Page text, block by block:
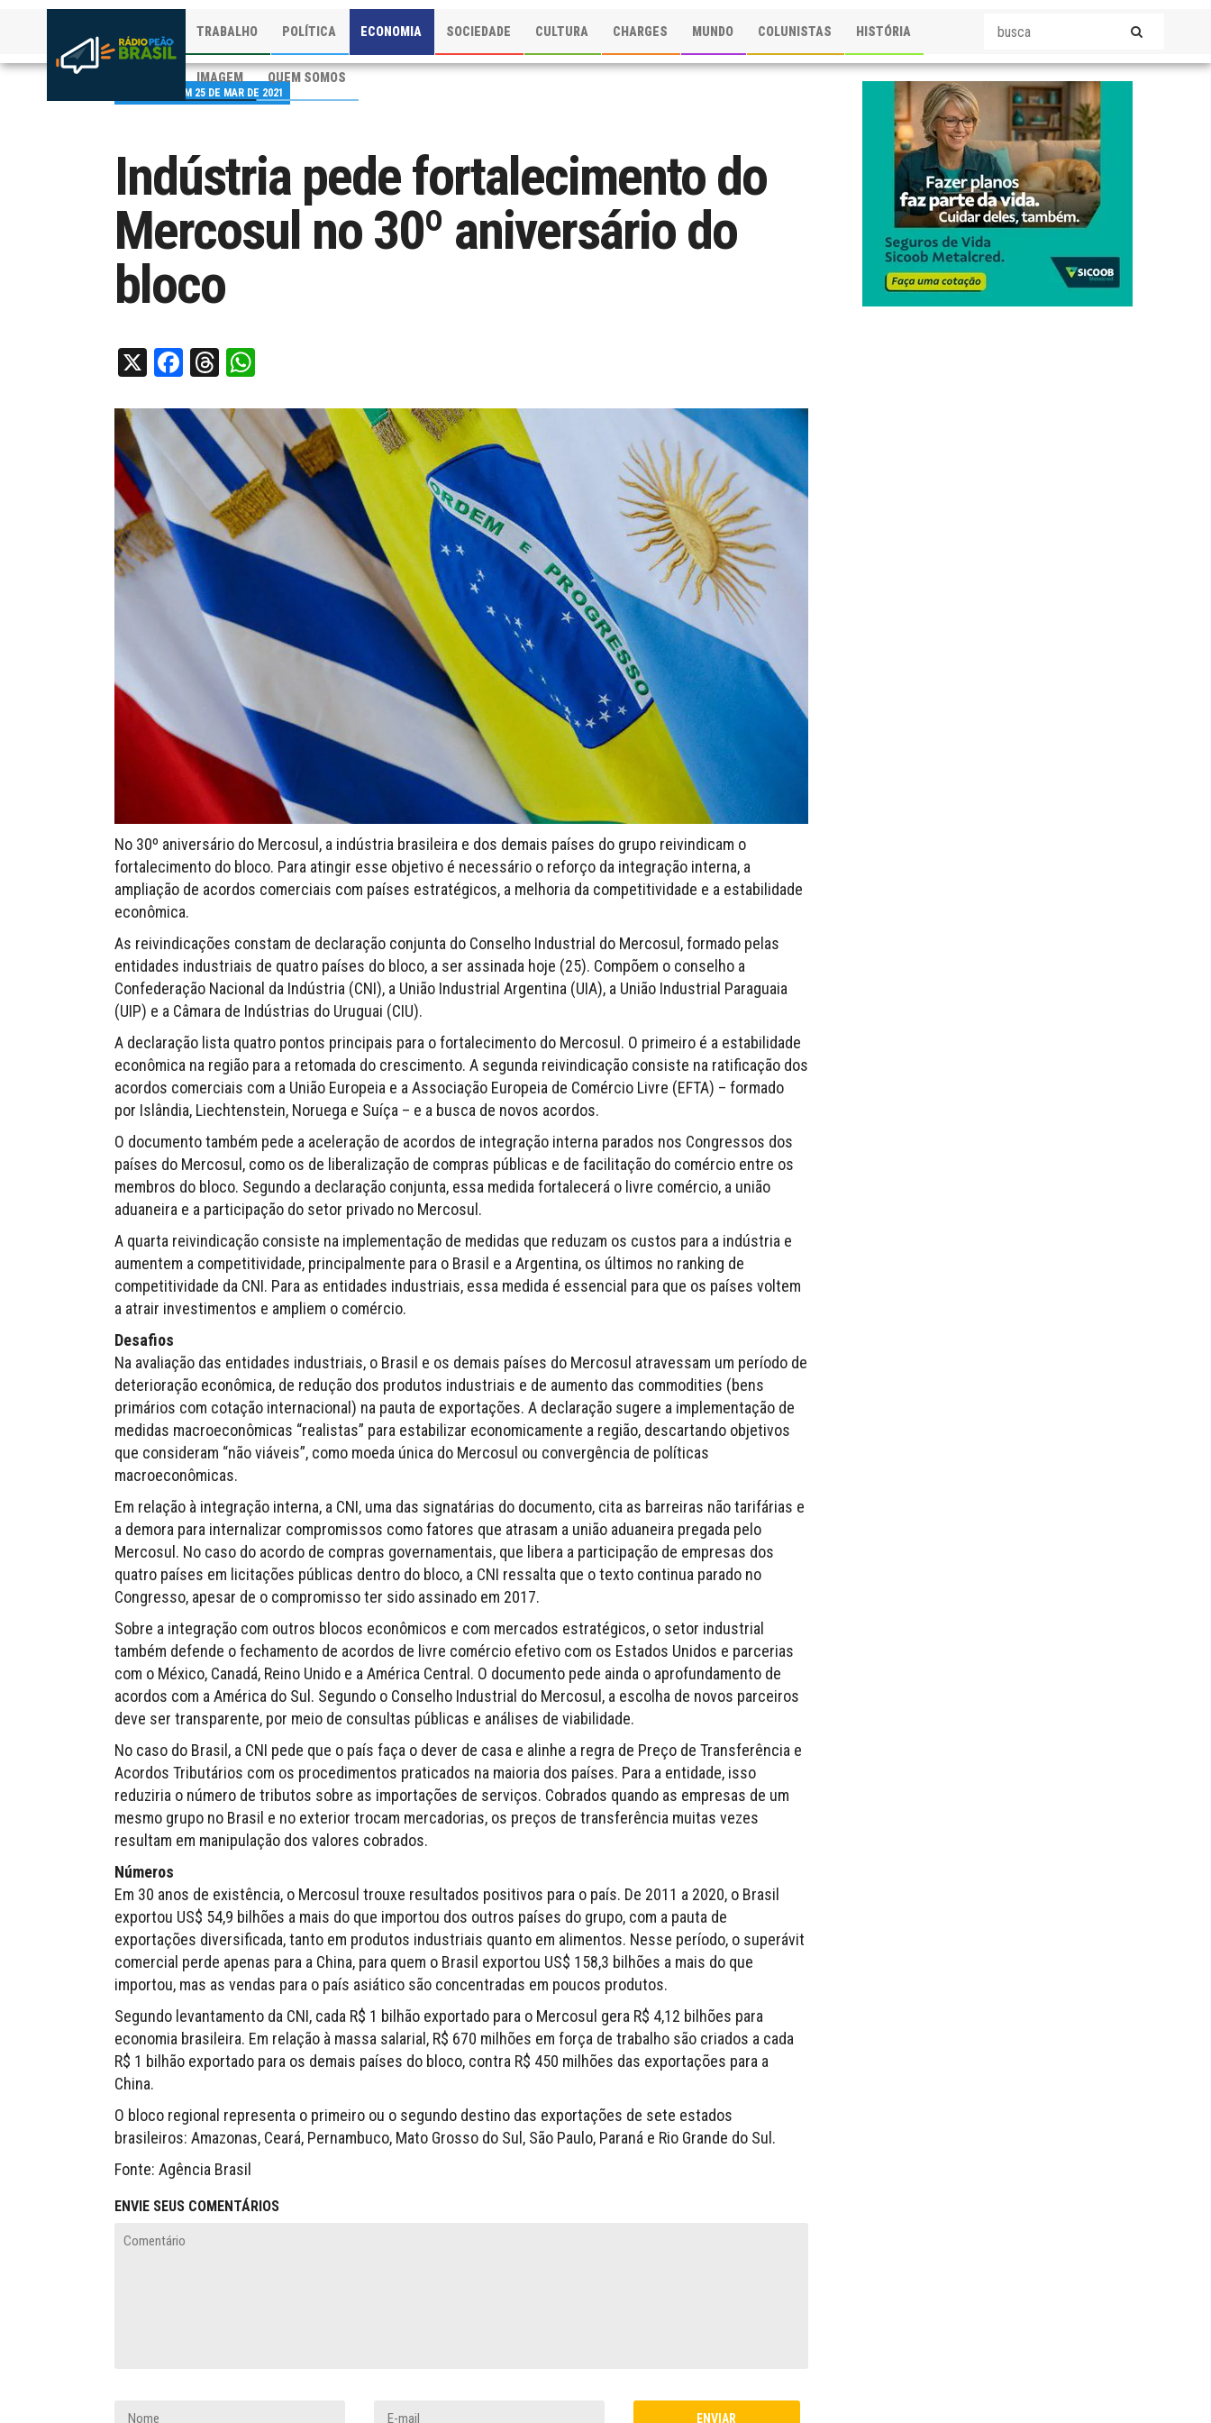
TRABALHO POLÍTICA ECONOMIA SOCIEDADE CULTURA CHARGES MUNDO COLUNISTAS HISTÓRIA
IMAGEM QUEM SOMOS
PUBLICADO EM 25 DE MAR DE 2021
Indústria pede fortalecimento do
Mercosul no 30º aniversário do
bloco
X Facebook
Threads
No 30º aniversário do Mercosul, a indústria brasileira e dos demais países do grupo reivindicam o
fortalecimento do bloco. Para atingir esse objetivo é necessário o reforço da integração interna, a
ampliação de acordos comerciais com países estratégicos, a melhoria da competitividade e a estabilidade
econômica.
As reivindicações constam de declaração conjunta do Conselho Industrial do Mercosul, formado pelas
entidades industriais de quatro países do bloco, a ser assinada hoje (25). Compõem o conselho a
Confederação Nacional da Indústria (CNI), a União Industrial Argentina (UIA), a União Industrial Paraguaia
(UIP) e a Câmara de Indústrias do Uruguai (CIU).
A declaração lista quatro pontos principais para o fortalecimento do Mercosul. O primeiro é a estabilidade
econômica na região para a retomada do crescimento. A segunda reivindicação consiste na ratificação dos
acordos comerciais com a União Europeia e a Associação Europeia de Comércio Livre (EFTA) – formado
por Islândia, Liechtenstein, Noruega e Suíça – e a busca de novos acordos.
O documento também pede a aceleração de acordos de integração interna parados nos Congressos dos
países do Mercosul, como os de liberalização de compras públicas e de facilitação do comércio entre os
membros do bloco. Segundo a declaração conjunta, essa medida fortalecerá o livre comércio, a união
aduaneira e a participação do setor privado no Mercosul.
A quarta reivindicação consiste na implementação de medidas que reduzam os custos para a indústria e
aumentem a competitividade, principalmente para o Brasil e a Argentina, os últimos no ranking de
competitividade da CNI. Para as entidades industriais, essa medida é essencial para que os países voltem
a atrair investimentos e ampliem o comércio.
Desafios
Na avaliação das entidades industriais, o Brasil e os demais países do Mercosul atravessam um período de
deterioração econômica, de redução dos produtos industriais e de aumento das commodities (bens
primários com cotação internacional) na pauta de exportações. A declaração sugere a implementação de
medidas macroeconômicas “realistas” para estabilizar economicamente a região, descartando objetivos
que consideram “não viáveis”, como moeda única do Mercosul ou convergência de políticas
macroeconômicas.
Em relação à integração interna, a CNI, uma das signatárias do documento, cita as barreiras não tarifárias e
a demora para internalizar compromissos como fatores que atrasam a união aduaneira pregada pelo
Mercosul. No caso do acordo de compras governamentais, que libera a participação de empresas dos
quatro países em licitações públicas dentro do bloco, a CNI ressalta que o texto continua parado no
Congresso, apesar de o compromisso ter sido assinado em 2017.
Sobre a integração com outros blocos econômicos e com mercados estratégicos, o setor industrial
também defende o fechamento de acordos de livre comércio efetivo com os Estados Unidos e parcerias
com o México, Canadá, Reino Unido e a América Central. O documento pede ainda o aprofundamento de
acordos com a América do Sul. Segundo o Conselho Industrial do Mercosul, a escolha de novos parceiros
deve ser transparente, por meio de consultas públicas e análises de viabilidade.
No caso do Brasil, a CNI pede que o país faça o dever de casa e alinhe a regra de Preço de Transferência e
Acordos Tributários com os procedimentos praticados na maioria dos países. Para a entidade, isso
reduziria o número de tributos sobre as importações de serviços. Cobrados quando as empresas de um
mesmo grupo no Brasil e no exterior trocam mercadorias, os preços de transferência muitas vezes
resultam em manipulação dos valores cobrados.
Números
Em 30 anos de existência, o Mercosul trouxe resultados positivos para o país. De 2011 a 2020, o Brasil
exportou US$ 54,9 bilhões a mais do que importou dos outros países do grupo, com a pauta de
exportações diversificada, tanto em produtos industriais quanto em alimentos. Nesse período, o superávit
comercial perde apenas para a China, para quem o Brasil exportou US$ 158,3 bilhões a mais do que
importou, mas as vendas para o país asiático são concentradas em poucos produtos.
Segundo levantamento da CNI, cada R$ 1 bilhão exportado para o Mercosul gera R$ 4,12 bilhões para
economia brasileira. Em relação à massa salarial, R$ 670 milhões em força de trabalho são criados a cada
R$ 1 bilhão exportado para os demais países do bloco, contra R$ 450 milhões das exportações para a
China.
O bloco regional representa o primeiro ou o segundo destino das exportações de sete estados
brasileiros: Amazonas, Ceará, Pernambuco, Mato Grosso do Sul, São Paulo, Paraná e Rio Grande do Sul.
Fonte: Agência Brasil
ENVIE SEUS COMENTÁRIOS